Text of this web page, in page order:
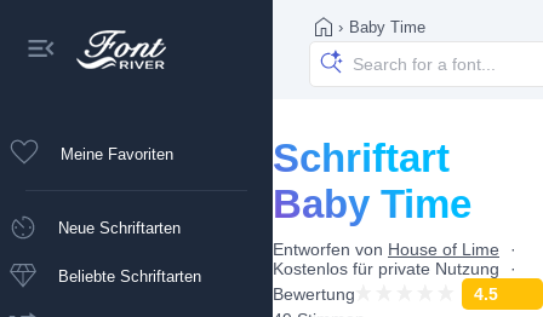
Meine Favoriten
Neue Schriftarten
Beliebte Schriftarten
› Baby Time
Schriftart
Baby Time
Entworfen von House of Lime
Kostenlos für private Nutzung
Bewertung
4.5